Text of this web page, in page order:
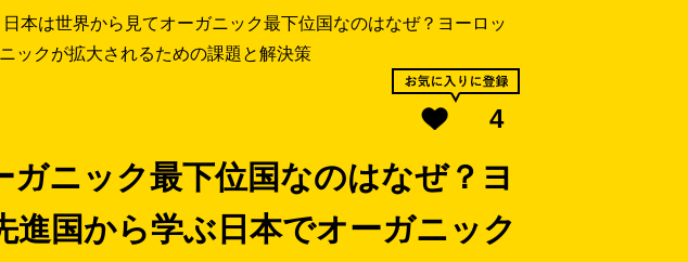
日本は世界から見てオーガニック最下位国なのはなぜ？ヨーロッ
ックが拡大されるための課題と解決策
4
ガニック最下位国なのはなぜ？ヨ
進国から学ぶ日本でオーガニック